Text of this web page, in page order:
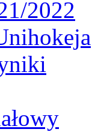
2022